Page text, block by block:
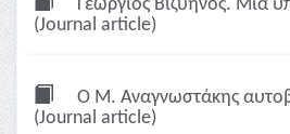
Γεώργιος Bιζυηνός. Mια
(Journal article)
O M. Aναγνωστάκης
(Journal article)